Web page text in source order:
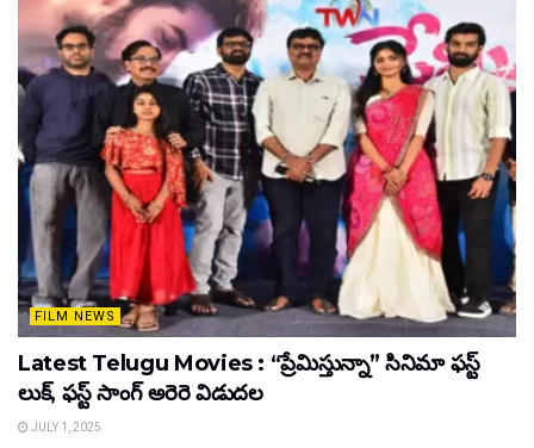
FILM NEWS
Latest Telugu Movies : “ప్రేమిస్తున్నా” సినిమా ఫస్ట్
లుక్, ఫస్ట్ సాంగ్ అరెరె విడుదల
JULY 1, 2025